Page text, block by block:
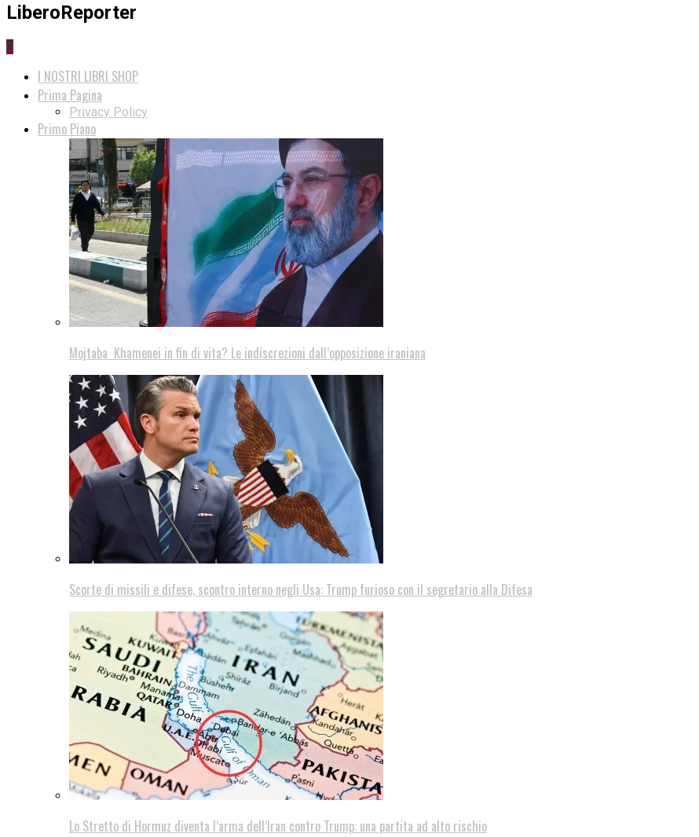
LiberoReporter
0
I NOSTRI LIBRI SHOP
Prima Pagina
Privacy Policy
Primo Piano
Mojtaba Khamenei in fin di vita? Le indiscrezioni dall’opposizione iraniana
Scorte di missili e difese, scontro interno negli Usa: Trump furioso con il segretario alla Difesa
Lo Stretto di Hormuz diventa l’arma dell’Iran contro Trump: una partita ad alto rischio